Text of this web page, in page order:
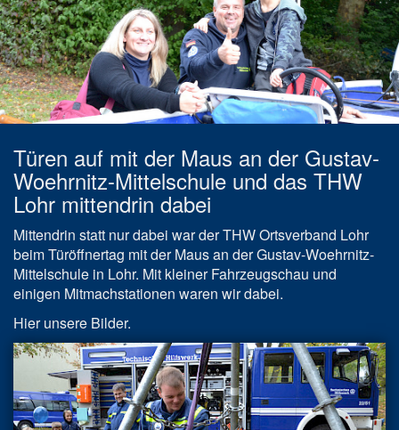
Türen auf mit der Maus an der Gustav-
Woehrnitz-Mittelschule und das THW
Lohr mittendrin dabei
Mittendrin statt nur dabei war der THW Ortsverband Lohr
beim Türöffnertag mit der Maus an der Gustav-Woehrnitz-
Mittelschule in Lohr. Mit kleiner Fahrzeugschau und
einigen Mitmachstationen waren wir dabei.
Hier unsere Bilder.